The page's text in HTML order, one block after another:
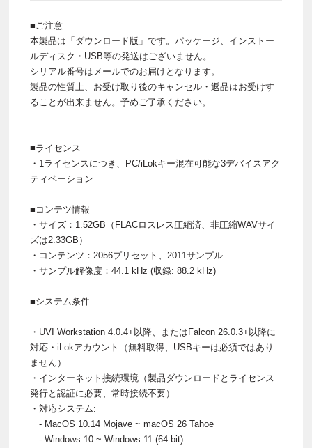
■ご注意
本製品は「ダウンロード版」です。パッケージ、インストー
ルディスク・USB等の発送はございません。
シリアル番号はメールでのお届けとなります。
製品の性質上、お受け取り後のキャンセル・返品はお受けす
ることが出来ません。予めご了承ください。
■ライセンス
・1ライセンスにつき、PC/iLokキー混在可能な3デバイスアク
ティベーション
■コンテツ情報
・サイズ：1.52GB（FLACロスレス圧縮済、非圧縮WAVサイ
ズは2.33GB）
・コンテンツ：2056プリセット、2011サンプル
・サンプル解像度：44.1 kHz (収録: 88.2 kHz)
■システム条件
・UVI Workstation 4.0.4+以降、またはFalcon 26.0.3+以降に
対応・iLokアカウント（無料取得、USBキーは必須ではあり
ません）
・インターネット接続環境（製品ダウンロードとライセンス
発行と認証に必要、常時接続不要）
・対応システム:
- MacOS 10.14 Mojave ~ macOS 26 Tahoe
- Windows 10 ~ Windows 11 (64-bit)